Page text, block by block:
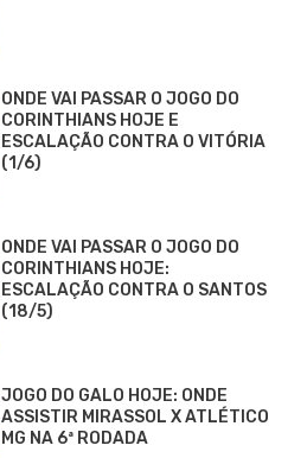
ONDE VAI PASSAR O JOGO DO
CORINTHIANS HOJE E
ESCALAÇÃO CONTRA O VITÓRIA
(1/6)
ONDE VAI PASSAR O JOGO DO
CORINTHIANS HOJE:
ESCALAÇÃO CONTRA O SANTOS
(18/5)
JOGO DO GALO HOJE: ONDE
ASSISTIR MIRASSOL X ATLÉTICO
MG NA 6ª RODADA